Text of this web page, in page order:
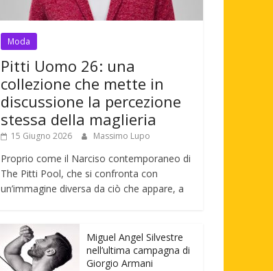
Moda
Pitti Uomo 26: una
collezione che mette in
discussione la percezione
stessa della maglieria
15 Giugno 2026 Massimo Lupo
Proprio come il Narciso contemporaneo di
The Pitti Pool, che si confronta con
un’immagine diversa da ciò che appare, a
Miguel Angel Silvestre
nell’ultima campagna di
Giorgio Armani